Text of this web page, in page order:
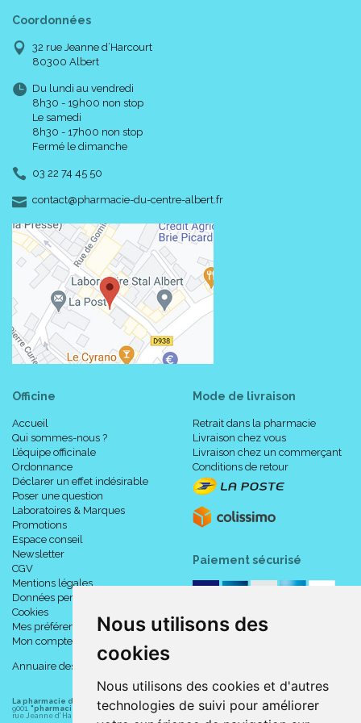
Nous utilisons des
cookies
Nous utilisons des cookies et d'autres
technologies de suivi pour améliorer
Coordonnées
32 rue Jeanne d’Harcourt
80300 Albert
Du lundi au vendredi
8h30 - 19h00 non stop
Le samedi
8h30 - 17h00 non stop
Fermé le dimanche
03 22 74 45 50
contact-
@-
pharmacie-du-centre-albert.fr
Officine
Accueil
Qui sommes-nous ?
L’équipe officinale
Ordonnance
Déclarer un effet indésirable
Poser une question
Laboratoires & Marques
Promotions
Espace conseil
Newsletter
CGV
Mentions légales
Données personnelles
Cookies
Mes préférences Cookies
Mon compte
Annuaire des pharmacies
Mode de livraison
Retrait dans la pharmacie
Livraison chez vous
Livraison chez un commerçant
Conditions de retour
Paiement sécurisé
La pharmacie du centre à Albert
(80300) est une pharmacie française certifiée ISO
9001. "pharmacie-du-centre-albert.fr " est le site internet de la pharmacie du centre
rue Jeanne d' Harcourt, 80300 Albert.